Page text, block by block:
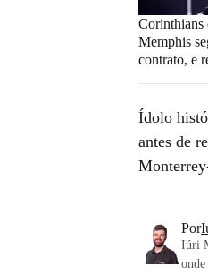
Corinthians
Memphis
contrato, e
Ídolo
antes de
Por
Iúri